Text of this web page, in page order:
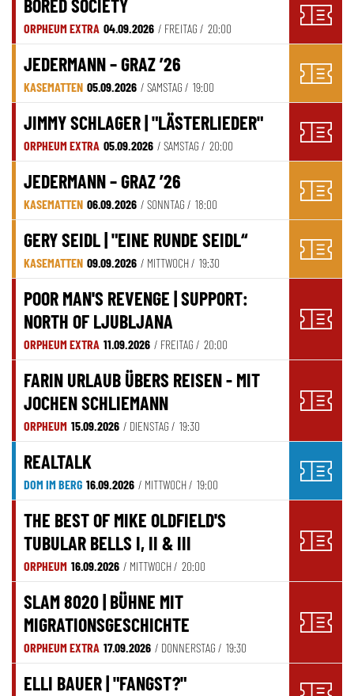
BORED SOCIETY
ORPHEUM EXTRA 04.09.2026 / FREITAG / 20:00
JEDERMANN – GRAZ ’26
KASEMATTEN 05.09.2026 / SAMSTAG / 19:00
JIMMY SCHLAGER | "LÄSTERLIEDER"
ORPHEUM EXTRA 05.09.2026 / SAMSTAG / 20:00
JEDERMANN – GRAZ ’26
KASEMATTEN 06.09.2026 / SONNTAG / 18:00
GERY SEIDL | "EINE RUNDE SEIDL“
KASEMATTEN 09.09.2026 / MITTWOCH / 19:30
POOR MAN'S REVENGE | SUPPORT:
NORTH OF LJUBLJANA
ORPHEUM EXTRA 11.09.2026 / FREITAG / 20:00
FARIN URLAUB ÜBERS REISEN - MIT
JOCHEN SCHLIEMANN
ORPHEUM 15.09.2026 / DIENSTAG / 19:30
REALTALK
DOM IM BERG 16.09.2026 / MITTWOCH / 19:00
THE BEST OF MIKE OLDFIELD'S
TUBULAR BELLS I, II & III
ORPHEUM 16.09.2026 / MITTWOCH / 20:00
SLAM 8020 | BÜHNE MIT
MIGRATIONSGESCHICHTE
ORPHEUM EXTRA 17.09.2026 / DONNERSTAG / 19:30
ELLI BAUER | "FANGST?"